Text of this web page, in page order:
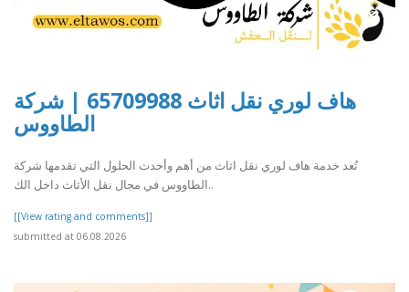
هاف لوري نقل اثاث 65709988 | شركة
الطاووس
تُعد خدمة هاف لوري نقل اثاث من أهم وأحدث الحلول التي تقدمها شركة
الطاووس في مجال نقل الأثاث داخل الك..
[[View rating and comments]]
submitted at 06.08.2026